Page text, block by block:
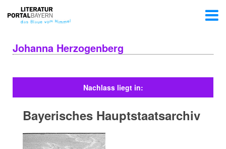
Johanna Herzogenberg
Nachlass liegt in:
Bayerisches Hauptstaatsarchiv